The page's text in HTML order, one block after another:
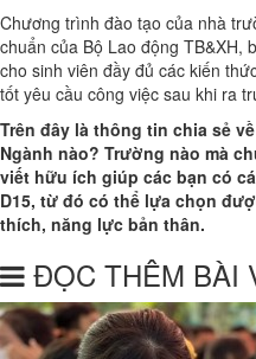
Chương trình đào tạo của nhà
chuẩn của Bộ Lao động TB&XH,
cho sinh viên đầy đủ các kiến
tốt yêu cầu công việc sau khi ra
Trên đây là thông tin chia sẻ
Ngành nào? Trường nào mà
viết hữu ích giúp các bạn có
D15, từ đó có thể lựa chọn
thích, năng lực bản thân.
ĐỌC THÊM BÀI